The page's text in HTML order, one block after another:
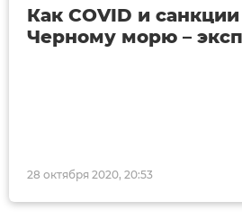
28 октября 2020, 20:53
Как COVID и
Черному морю –